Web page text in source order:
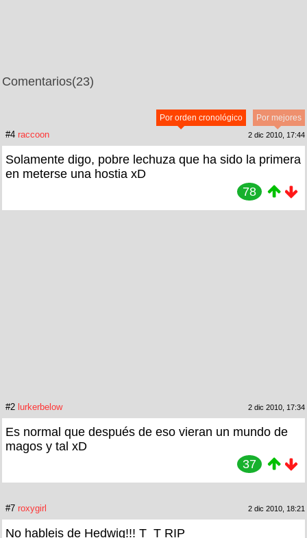
Comentarios(23)
Por mejores
Por orden cronológico
#4 raccoon 2 dic 2010, 17:44
Solamente digo, pobre lechuza que ha sido la primera
en meterse una hostia xD
78
#2 lurkerbelow 2 dic 2010, 17:34
Es normal que después de eso vieran un mundo de
magos y tal xD
37
#7 roxygirl 2 dic 2010, 18:21
No hableis de Hedwig!!! T_T RIP